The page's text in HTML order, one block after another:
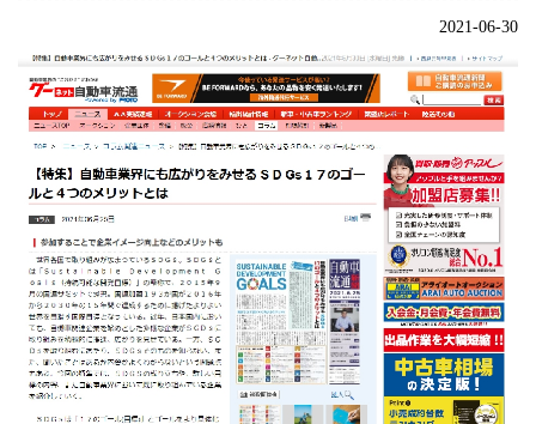
2021-06-30